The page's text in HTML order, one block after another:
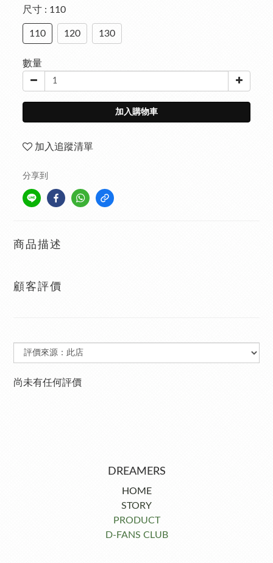
尺寸 : 110
110 120 130
數量
加入購物車
加入追蹤清單
分享到
商品描述
顧客評價
尚未有任何評價
DREAMERS
HOME
STORY
PRODUCT
D-FANS CLUB